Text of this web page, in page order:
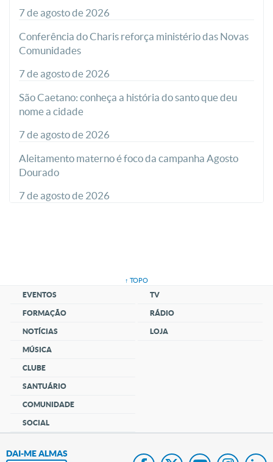
7 de agosto de 2026
Conferência do Charis reforça ministério das Novas
Comunidades
7 de agosto de 2026
São Caetano: conheça a história do santo que deu
nome a cidade
7 de agosto de 2026
Aleitamento materno é foco da campanha Agosto
Dourado
7 de agosto de 2026
↑ TOPO
EVENTOS
FORMAÇÃO
NOTÍCIAS
MÚSICA
CLUBE
SANTUÁRIO
COMUNIDADE
SOCIAL
TV
RÁDIO
LOJA
DAI-ME ALMAS